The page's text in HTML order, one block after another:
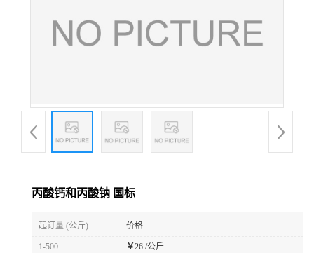
丙酸钙和丙酸钠 国标
起订量 (公斤) 价格
1-500 ￥26 /公斤